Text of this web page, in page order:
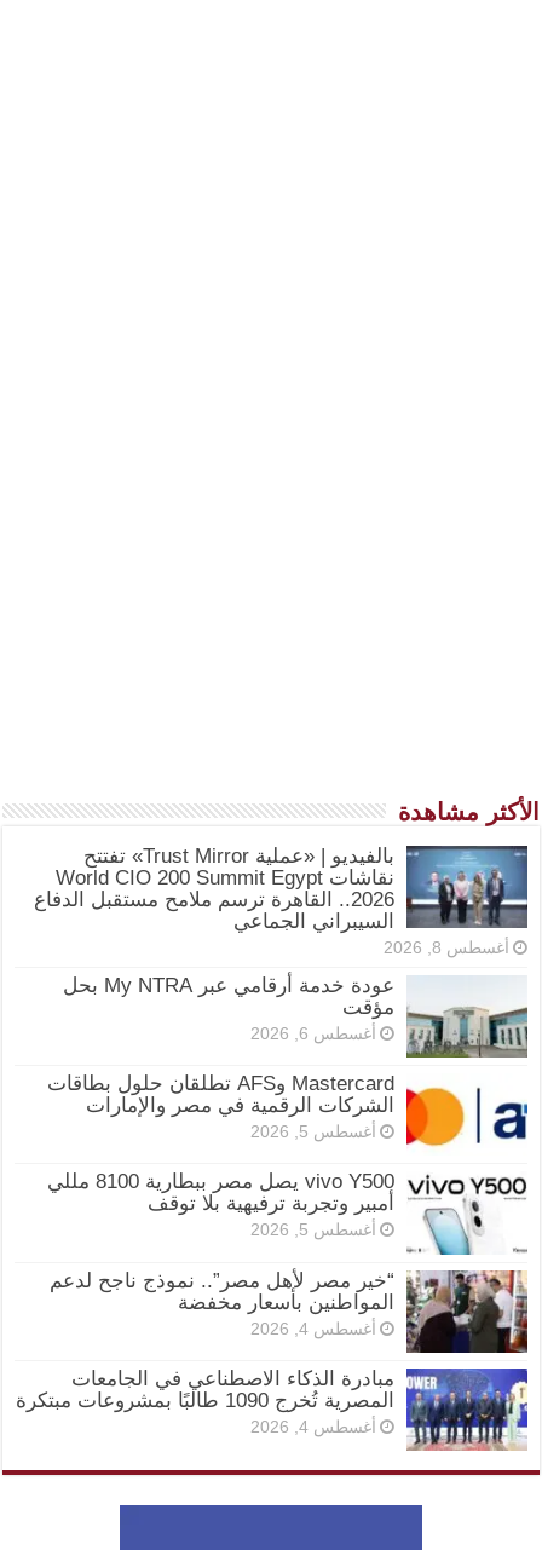
الأكثر مشاهدة
بالفيديو | «عملية Trust Mirror» تفتتح
نقاشات World CIO 200 Summit Egypt
2026.. القاهرة ترسم ملامح مستقبل الدفاع
السيبراني الجماعي
أغسطس 8, 2026
عودة خدمة أرقامي عبر My NTRA بحل
مؤقت
أغسطس 6, 2026
Mastercard وAFS تطلقان حلول بطاقات
الشركات الرقمية في مصر والإمارات
أغسطس 5, 2026
vivo Y500 يصل مصر ببطارية 8100 مللي
أمبير وتجربة ترفيهية بلا توقف
أغسطس 5, 2026
“خير مصر لأهل مصر”.. نموذج ناجح لدعم
المواطنين بأسعار مخفضة
أغسطس 4, 2026
مبادرة الذكاء الاصطناعي في الجامعات
المصرية تُخرج 1090 طالبًا بمشروعات مبتكرة
أغسطس 4, 2026